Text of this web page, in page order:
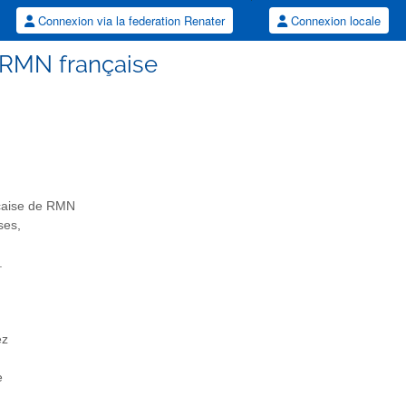
Connexion via la federation Renater Connexion locale
française
de RMN